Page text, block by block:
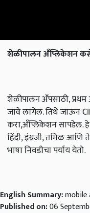
शेळीपालनअँप्लिकेशन
शेळीपालन अँपसाठी,
जावे लागेल. तिथे जाऊन
करा,अँप्लिकेशन सापडेल.
हिंदी, इंग्रजी, तमिळ
भाषा निवडीचा पर्याय येतो.
English Summary:
Published on:06